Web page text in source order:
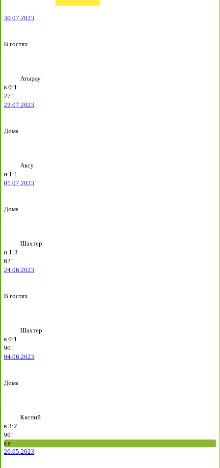
30.07.2023
В гостях
Атырау
в 0:1
27`
22.07.2023
Дома
Аксу
н 1:1
01.07.2023
Дома
Шахтер
п 1:3
62`
24.06.2023
В гостях
Шахтер
в 0:1
90`
04.06.2023
Дома
Каспий
в 3:2
90`
6.6
20.05.2023